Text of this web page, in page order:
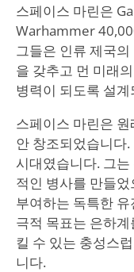
스페이스 마린은
Warhammer
그들은 인류 제국
을 갖추고 먼 미래
병력이 되도록 설
스페이스 마린은
안 창조되었습니다
시대였습니다. 그
적인 병사를 만들
부여하는 독특한
극적 목표는 은하
킬 수 있는 충성스
니다.